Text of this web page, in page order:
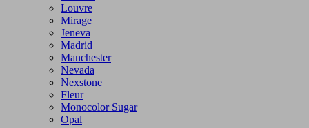
Louvre
Mirage
Jeneva
Madrid
Manchester
Nevada
Nexstone
Fleur
Monocolor Sugar
Opal